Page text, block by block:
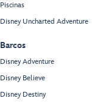
Piscinas
Disney Uncharted Adventure
Barcos
Disney Adventure
Disney Believe
Disney Destiny